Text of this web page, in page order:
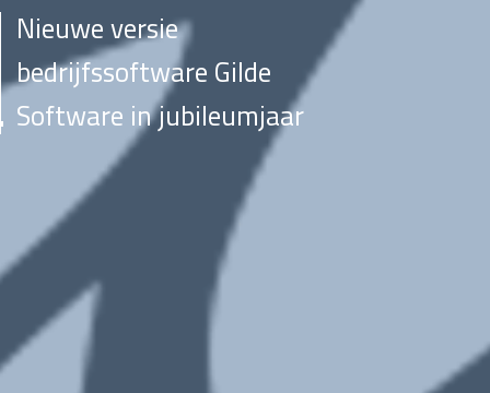
Nieuwe versie
bedrijfssoftware Gilde
Software in jubileumjaar